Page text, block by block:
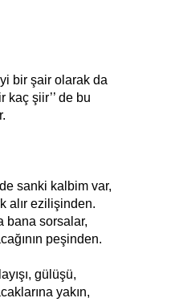
bir şair olarak da
kaç şiir’’ de bu
sanki kalbim var,
alır ezilişinden.
bana sorsalar,
peşinden.
gülüşü,
yakın,